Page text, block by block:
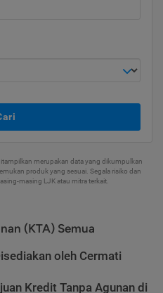
merupakan data yang dikumpulkan
produk yang sesuai. Segala risiko dan
masing LJK atau mitra terkait.
(KTA) Semua
oleh Cermati
Kredit Tanpa Agunan di